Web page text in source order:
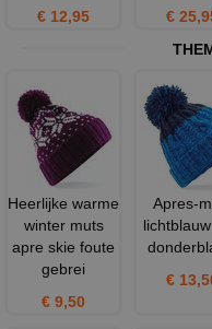
€ 12,95
€
Heerlijke warme
winter muts
apre skie foute
gebrei
€ 9,50
Apres-
€